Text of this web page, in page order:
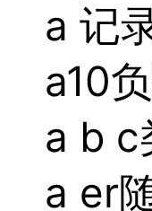
a 记
a10
a b c
a er